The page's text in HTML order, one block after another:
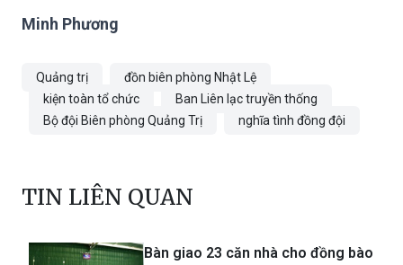
Minh Phương
Quảng trị
đồn biên phòng Nhật Lệ
kiện toàn tổ chức
Ban Liên lạc truyền thống
Bộ đội Biên phòng Quảng Trị
nghĩa tình đồng đội
TIN LIÊN QUAN
Bàn giao 23 căn nhà cho đồng bào